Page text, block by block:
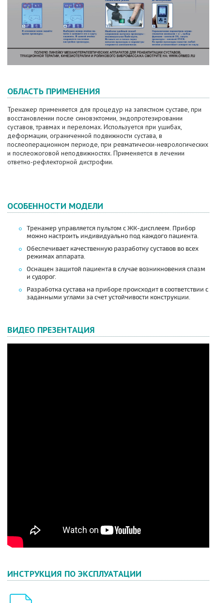
ОБЛАСТЬ ПРИМЕНЕНИЯ
Тренажер применяется для процедур на запястном суставе, при
восстановлении после синовэктомии, эндопротезировании
суставов, травмах и переломах. Используется при ушибах,
деформации, ограниченной подвижности сустава, в
послеоперационном периоде, при ревматически-неврологических
и послеожоговой неподвижностях. Применяется в лечении
ответно-рефлекторной дистрофии.
ОСОБЕННОСТИ МОДЕЛИ
Тренажер управляется пультом с ЖК-дисплеем. Прибор
можно настроить индивидуально под каждого пациента.
Обеспечивает качественную разработку суставов во всех
режимах аппарата.
Оснащен защитой пациента в случае возникновения спазм
и судорог.
Разработка сустава на приборе происходит в соответствии с
заданными углами за счет устойчивости конструкции.
ВИДЕО ПРЕЗЕНТАЦИЯ
ИНСТРУКЦИЯ ПО ЭКСПЛУАТАЦИИ